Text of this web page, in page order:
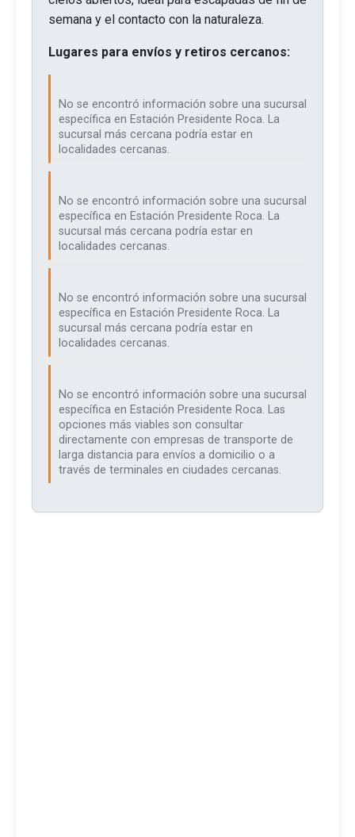
semana y el contacto con la naturaleza.
Lugares para envíos y retiros cercanos:
No se encontró información sobre una sucursal
específica en Estación Presidente Roca. La
sucursal más cercana podría estar en
localidades cercanas.
No se encontró información sobre una sucursal
específica en Estación Presidente Roca. La
sucursal más cercana podría estar en
localidades cercanas.
No se encontró información sobre una sucursal
específica en Estación Presidente Roca. La
sucursal más cercana podría estar en
localidades cercanas.
No se encontró información sobre una sucursal
específica en Estación Presidente Roca. Las
opciones más viables son consultar
directamente con empresas de transporte de
larga distancia para envíos a domicilio o a
través de terminales en ciudades cercanas.